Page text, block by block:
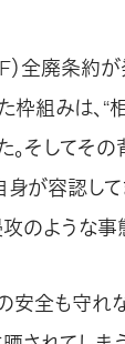
）全廃条約
枠組みは
そしてそ
身が容認し
のような
安全も守れ